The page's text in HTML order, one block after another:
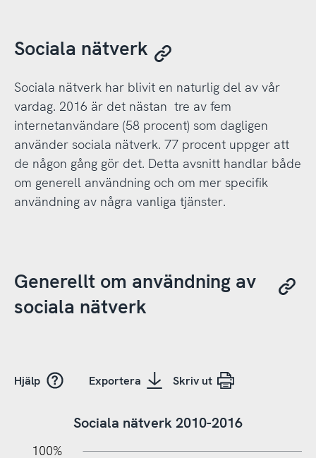
Sociala nätverk
Sociala nätverk har blivit en naturlig del av vår
vardag. 2016 är det nästan tre av fem
internetanvändare (58 procent) som dagligen
använder sociala nätverk. 77 procent uppger att
de någon gång gör det. Detta avsnitt handlar både
om generell användning och om mer specifik
användning av några vanliga tjänster.
Generellt om användning av
sociala nätverk
Hjälp Exportera Skriv ut
Sociala nätverk 2010-2016
100%